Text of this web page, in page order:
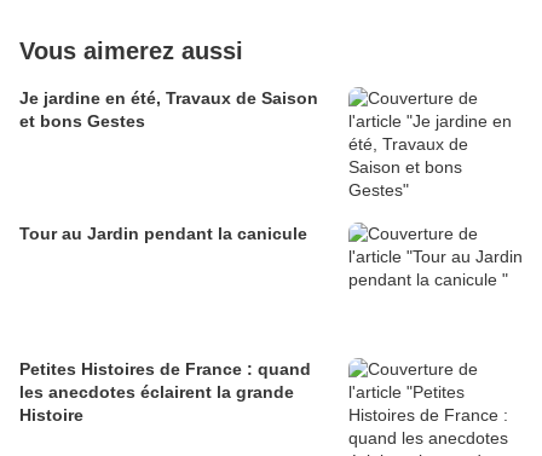
Vous aimerez aussi
Je jardine en été, Travaux de Saison
et bons Gestes
Tour au Jardin pendant la canicule
Petites Histoires de France : quand
les anecdotes éclairent la grande
Histoire